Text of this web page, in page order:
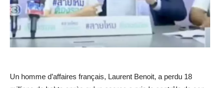
Un homme d’affaires français, Laurent Benoit, a perdu 18